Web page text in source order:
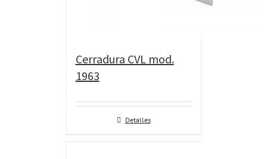
Cerradura CVL mod.
1963
Detalles